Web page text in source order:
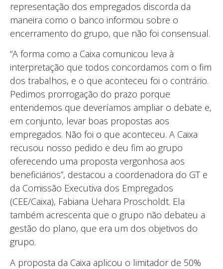
representação dos empregados discorda da
maneira como o banco informou sobre o
encerramento do grupo, que não foi consensual.
“A forma como a Caixa comunicou leva à
interpretação que todos concordamos com o fim
dos trabalhos, e o que aconteceu foi o contrário.
Pedimos prorrogação do prazo porque
entendemos que deveríamos ampliar o debate e,
em conjunto, levar boas propostas aos
empregados. Não foi o que aconteceu. A Caixa
recusou nosso pedido e deu fim ao grupo
oferecendo uma proposta vergonhosa aos
beneficiários”, destacou a coordenadora do GT e
da Comissão Executiva dos Empregados
(CEE/Caixa), Fabiana Uehara Proscholdt. Ela
também acrescenta que o grupo não debateu a
gestão do plano, que era um dos objetivos do
grupo.
A proposta da Caixa aplicou o limitador de 50%